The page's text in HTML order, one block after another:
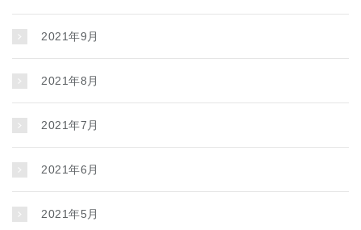
2021年9月
2021年8月
2021年7月
2021年6月
2021年5月